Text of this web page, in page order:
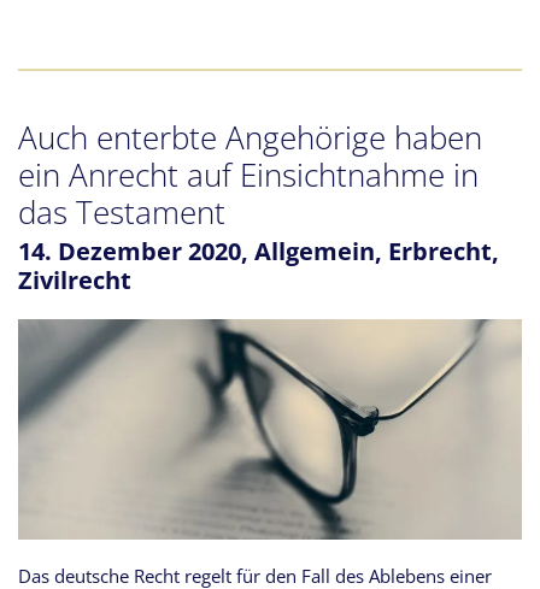
Auch enterbte Angehörige haben
ein Anrecht auf Einsichtnahme in
das Testament
14. Dezember 2020, Allgemein, Erbrecht,
Zivilrecht
Das deutsche Recht regelt für den Fall des Ablebens einer